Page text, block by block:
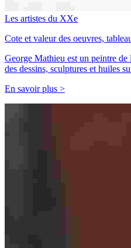
Les artistes du XXe
Cote et valeur des oeuvres,
George Mathieu est un peintre
des dessins, sculptures et huiles
En savoir plus >